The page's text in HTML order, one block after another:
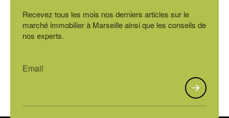
Recevez tous les mois nos derniers articles sur le
marché immobilier à Marseille ainsi que les conseils de
nos experts.